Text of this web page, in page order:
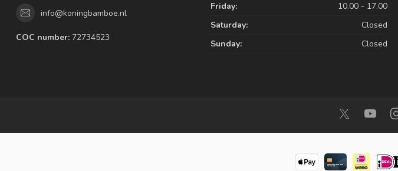
info@koningbamboe.nl
COC number: 72734523
Friday:
10.00 - 17.00
Saturday:
Closed
Sunday:
Closed